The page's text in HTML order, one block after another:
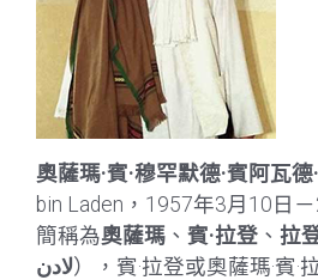
奧薩瑪·賓·穆罕默德·賓阿瓦德
bin Laden，1957年3月10日
簡稱為奧薩瑪 、 賓·拉登 、 拉
），賓·拉登或奧薩瑪·賓